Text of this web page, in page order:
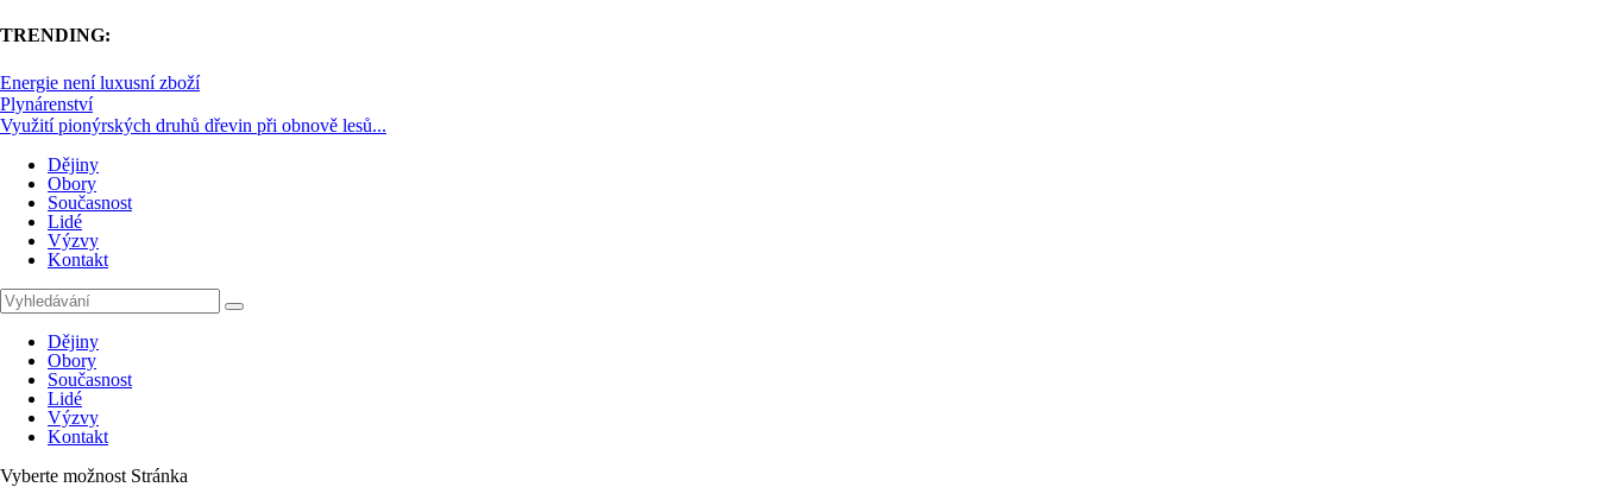
TRENDING:
Energie není luxusní zboží
Plynárenství
Využití pionýrských druhů dřevin při obnově lesů...
Dějiny
Obory
Současnost
Lidé
Výzvy
Kontakt
Dějiny
Obory
Současnost
Lidé
Výzvy
Kontakt
Vyberte možnost Stránka